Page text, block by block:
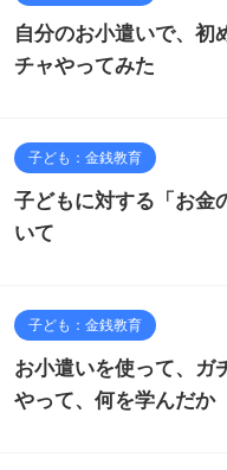
自分のお小遣いで、初
チャやってみた
子ども：金銭教育
子どもに対する「お金
いて
子ども：金銭教育
お小遣いを使って、ガ
やって、何を学んだか